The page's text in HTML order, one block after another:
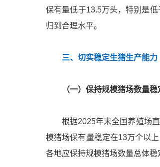
保有量低于13.5万头，特别是
归到合理水平。
三、切实稳定生猪生产能力
（一）保持规模猪场数量稳
根据2025年末全国养殖场
模猪场保有量稳定在13万个以
各地应保持规模猪场数量总体稳